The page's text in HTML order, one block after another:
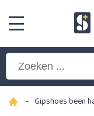
- Gipshoes been